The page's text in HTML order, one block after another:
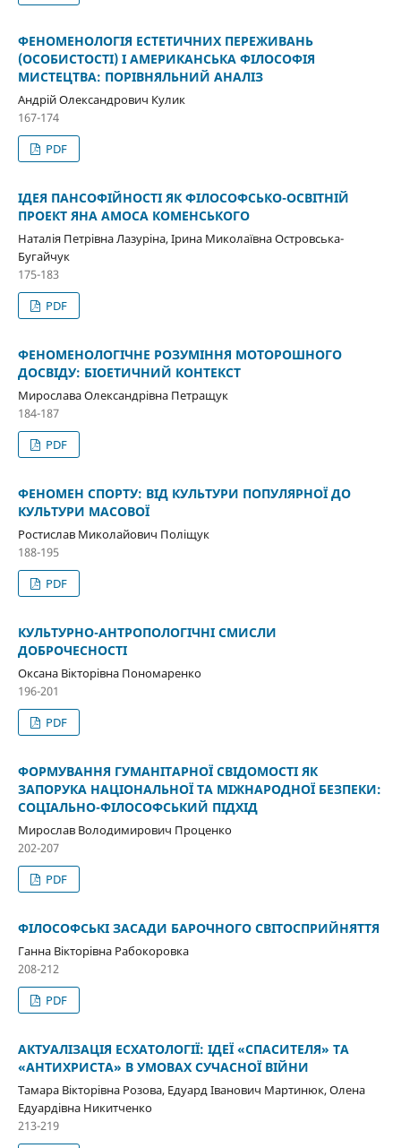
ФЕНОМЕНОЛОГІЯ ЕСТЕТИЧНИХ ПЕРЕЖИВАНЬ
(ОСОБИСТОСТІ) І АМЕРИКАНСЬКА ФІЛОСОФІЯ
МИСТЕЦТВА: ПОРІВНЯЛЬНИЙ АНАЛІЗ
Андрій Олександрович Кулик
167-174
PDF
ІДЕЯ ПАНСОФІЙНОСТІ ЯК ФІЛОСОФСЬКО-ОСВІТНІЙ
ПРОЕКТ ЯНА АМОСА КОМЕНСЬКОГО
Наталія Петрівна Лазуріна, Ірина Миколаївна Островська-
Бугайчук
175-183
PDF
ФЕНОМЕНОЛОГІЧНЕ РОЗУМІННЯ МОТОРОШНОГО
ДОСВІДУ: БІОЕТИЧНИЙ КОНТЕКСТ
Мирослава Олександрівна Петращук
184-187
PDF
ФЕНОМЕН СПОРТУ: ВІД КУЛЬТУРИ ПОПУЛЯРНОЇ ДО
КУЛЬТУРИ МАСОВОЇ
Ростислав Миколайович Поліщук
188-195
PDF
КУЛЬТУРНО-АНТРОПОЛОГІЧНІ СМИСЛИ
ДОБРОЧЕСНОСТІ
Оксана Вікторівна Пономаренко
196-201
PDF
ФОРМУВАННЯ ГУМАНІТАРНОЇ СВІДОМОСТІ ЯК
ЗАПОРУКА НАЦІОНАЛЬНОЇ ТА МІЖНАРОДНОЇ БЕЗПЕКИ:
СОЦІАЛЬНО-ФІЛОСОФСЬКИЙ ПІДХІД
Мирослав Володимирович Проценко
202-207
PDF
ФІЛОСОФСЬКІ ЗАСАДИ БАРОЧНОГО СВІТОСПРИЙНЯТТЯ
Ганна Вікторівна Рабокоровка
208-212
PDF
АКТУАЛІЗАЦІЯ ЕСХАТОЛОГІЇ: ІДЕЇ «СПАСИТЕЛЯ» ТА
«АНТИХРИСТА» В УМОВАХ СУЧАСНОЇ ВІЙНИ
Тамара Вікторівна Розова, Едуард Іванович Мартинюк, Олена
Едуардівна Никитченко
213-219